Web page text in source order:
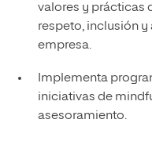
valores y prácticas
respeto, inclusión
empresa.
Implementa
iniciativas de
asesoramiento.